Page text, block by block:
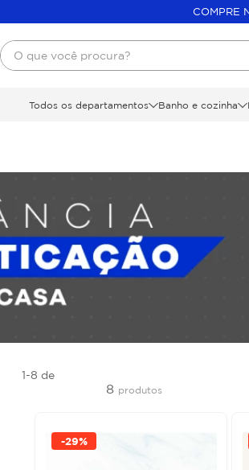
COMPRE
O que você procura?
Todos os departamentos Banho e cozinha
1-8 de
8 produtos
-29%